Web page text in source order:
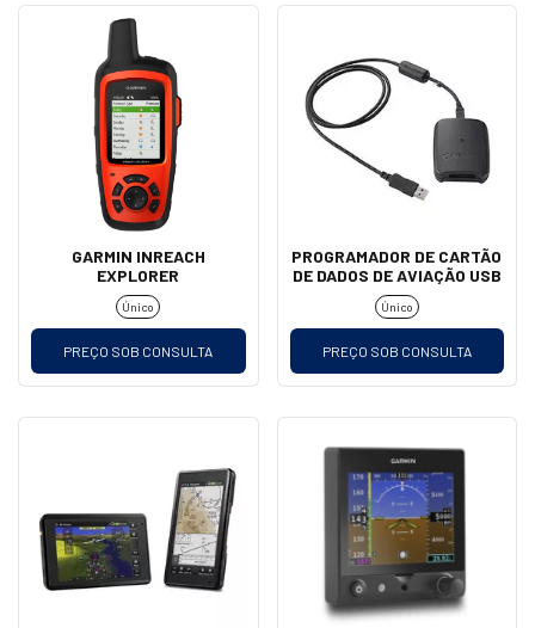
GARMIN INREACH
EXPLORER
Único
PREÇO SOB CONSULTA
PROGRAMADOR DE CARTÃO
DE DADOS DE AVIAÇÃO USB
Único
PREÇO SOB CONSULTA